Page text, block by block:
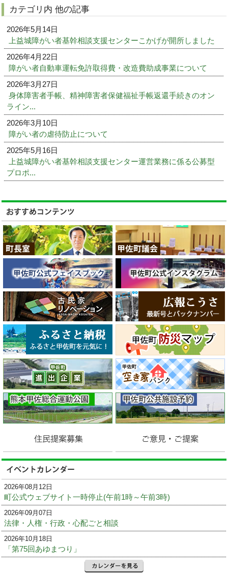
カテゴリ内 他の記事
2026年5月14日
上益城障がい者基幹相談支援センターこかげが開所しました
2026年4月22日
障がい者自動車運転免許取得費・改造費助成事業について
2026年3月27日
身体障害者手帳、精神障害者保健福祉手帳返還手続きのオン
ライン...
2026年3月10日
障がい者の虐待防止について
2025年5月16日
上益城障がい者基幹相談支援センター運営業務に係る公募型
プロポ...
2026年08月12日
町公式ウェブサイト一時停止(午前1時～午前3時)
2026年09月07日
法律・人権・行政・心配ごと相談
2026年10月18日
「第75回あゆまつり」